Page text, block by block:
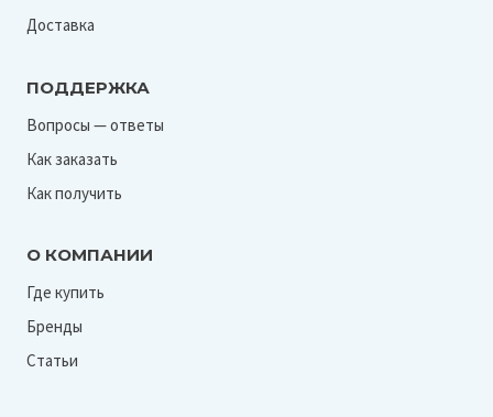
Доставка
ПОДДЕРЖКА
Вопросы — ответы
Как заказать
Как получить
О КОМПАНИИ
Где купить
Бренды
Статьи